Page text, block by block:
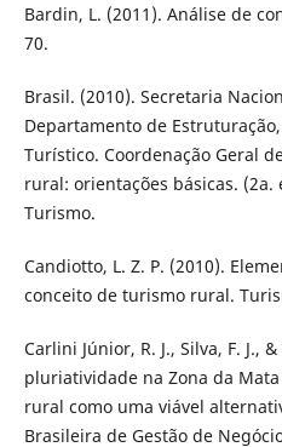
Bardin, L. (2011). Análise de
70.
Brasil. (2010). Secretaria
Departamento de
Turístico. Coordenação Geral
rural: orientações básicas.
Turismo.
Candiotto, L. Z. P. (2010).
conceito de turismo rural.
Carlini Júnior, R. J., Silva, F. J.,
pluriatividade na Zona da
rural como uma viável
Brasileira de Gestão de